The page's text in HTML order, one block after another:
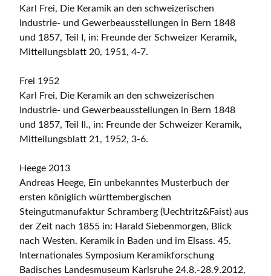
Karl Frei, Die Keramik an den schweizerischen
Industrie- und Gewerbeausstellungen in Bern 1848
und 1857, Teil I, in: Freunde der Schweizer Keramik,
Mitteilungsblatt 20, 1951, 4-7.
Frei 1952
Karl Frei, Die Keramik an den schweizerischen
Industrie- und Gewerbeausstellungen in Bern 1848
und 1857, Teil II., in: Freunde der Schweizer Keramik,
Mitteilungsblatt 21, 1952, 3-6.
Heege 2013
Andreas Heege, Ein unbekanntes Musterbuch der
ersten königlich württembergischen
Steingutmanufaktur Schramberg (Uechtritz&Faist) aus
der Zeit nach 1855 in: Harald Siebenmorgen, Blick
nach Westen. Keramik in Baden und im Elsass. 45.
Internationales Symposium Keramikforschung
Badisches Landesmuseum Karlsruhe 24.8.-28.9.2012,